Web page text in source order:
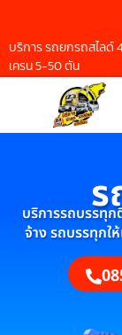
บริการ รถยกรถสไลด์
เครน 5-50 ตัน
ร
บริการรถบรรทุก
จ้าง รถบรรทุกใ